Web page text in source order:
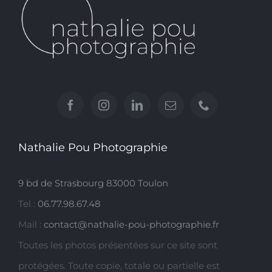
Nathalie Pou Photographie
9 bd de Strasbourg 83000 Toulon
Tel : 06.77.98.67.48
Mail : contact@nathalie-pou-photographie.fr
Toutes les photos présentées sur ce site sont
protégées. Toute copie, totale ou partielle est